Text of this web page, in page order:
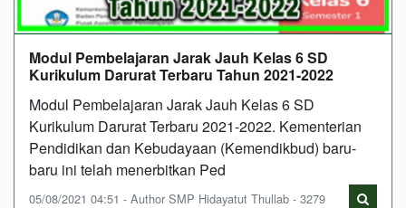
Modul Pembelajaran Jarak Jauh Kelas 6 SD
Kurikulum Darurat Terbaru Tahun 2021-2022
Modul Pembelajaran Jarak Jauh Kelas 6 SD
Kurikulum Darurat Terbaru 2021-2022. Kementerian
Pendidikan dan Kebudayaan (Kemendikbud) baru-
baru ini telah menerbitkan Ped
05/08/2021 04:51 - Author SMP Hidayatut Thullab - 3279